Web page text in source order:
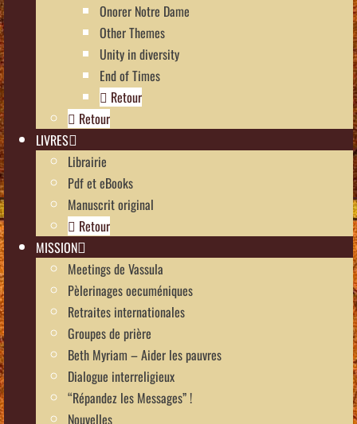
Onorer Notre Dame
Other Themes
Unity in diversity
End of Times
Retour
Retour
LIVRES
Librairie
Pdf et eBooks
Manuscrit original
Retour
MISSION
Meetings de Vassula
Pèlerinages oecuméniques
Retraites internationales
Groupes de prière
Beth Myriam – Aider les pauvres
Dialogue interreligieux
“Répandez les Messages” !
Nouvelles